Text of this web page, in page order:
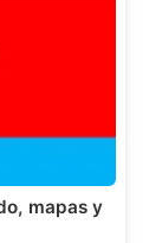
mapas y